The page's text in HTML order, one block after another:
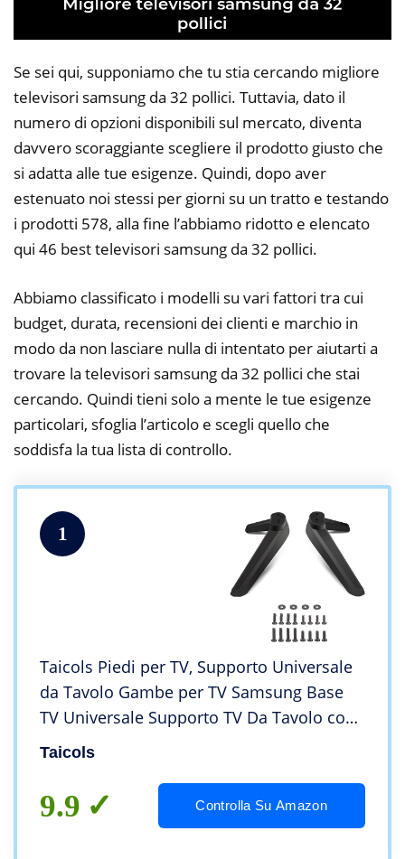
Se sei qui, supponiamo che tu stia cercando migliore
televisori samsung da 32 pollici. Tuttavia, dato il
numero di opzioni disponibili sul mercato, diventa
davvero scoraggiante scegliere il prodotto giusto che
si adatta alle tue esigenze. Quindi, dopo aver
estenuato noi stessi per giorni su un tratto e testando
i prodotti 578, alla fine l’abbiamo ridotto e elencato
qui 46 best televisori samsung da 32 pollici.
Abbiamo classificato i modelli su vari fattori tra cui
budget, durata, recensioni dei clienti e marchio in
modo da non lasciare nulla di intentato per aiutarti a
trovare la televisori samsung da 32 pollici che stai
cercando. Quindi tieni solo a mente le tue esigenze
particolari, sfoglia l’articolo e scegli quello che
soddisfa la tua lista di controllo.
1
Taicols Piedi per TV, Supporto Universale
da Tavolo Gambe per TV Samsung Base
TV Universale Supporto TV Da Tavolo con
Viti Piedistallo LCD a Schermo Piatto
Taicols
9.9 Controlla Su Amazon